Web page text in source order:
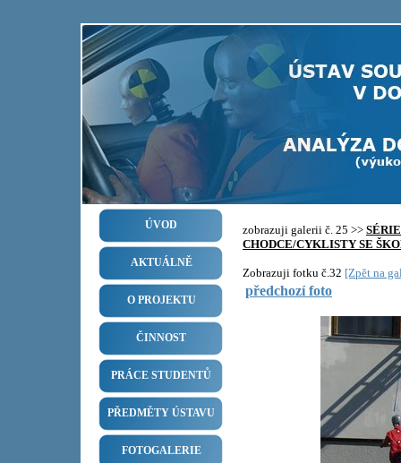
ÚVOD
AKTUÁLNĚ
O PROJEKTU
ČINNOST
PRÁCE STUDENTŮ
PŘEDMĚTY ÚSTAVU
FOTOGALERIE
zobrazuji galerii č. 25 >>
CHODCE/CYKLISTY SE
Zobrazuji fotku č.32 [Zpět na
předchozí foto